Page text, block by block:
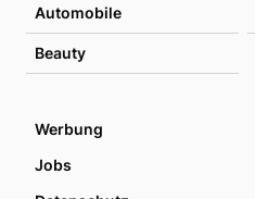
Automobile
Beauty
Werbung
Jobs